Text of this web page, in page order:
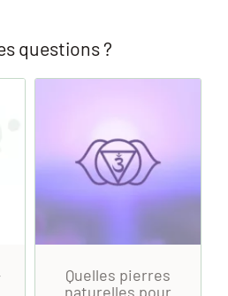
questions ?
Quelles pierres
naturelles pour